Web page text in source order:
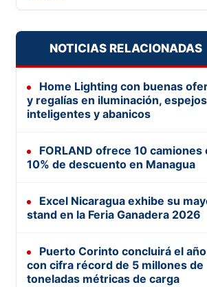
NOTICIAS RELACIONADAS
Home Lighting con buenas
y regalías en iluminación, espejos
inteligentes y abanicos
FORLAND ofrece 10 camiones
10% de descuento en Managua
Excel Nicaragua exhibe su
stand en la Feria Ganadera 2026
Puerto Corinto concluirá el año
con cifra récord de 5 millones de
toneladas métricas de carga